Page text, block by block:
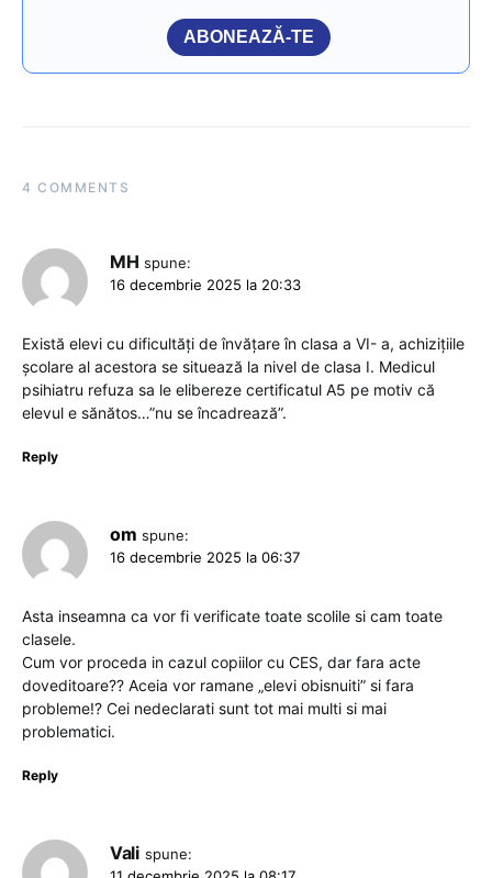
ABONEAZĂ-TE
4 COMMENTS
MH spune:
16 decembrie 2025 la 20:33
Există elevi cu dificultăți de învățare în clasa a VI- a, achizițiile
școlare al acestora se situează la nivel de clasa I. Medicul
psihiatru refuza sa le elibereze certificatul A5 pe motiv că
elevul e sănătos…”nu se încadrează”.
Reply
om spune:
16 decembrie 2025 la 06:37
Asta inseamna ca vor fi verificate toate scolile si cam toate
clasele.
Cum vor proceda in cazul copiilor cu CES, dar fara acte
doveditoare?? Aceia vor ramane „elevi obisnuiti” si fara
probleme!? Cei nedeclarati sunt tot mai multi si mai
problematici.
Reply
Vali spune: